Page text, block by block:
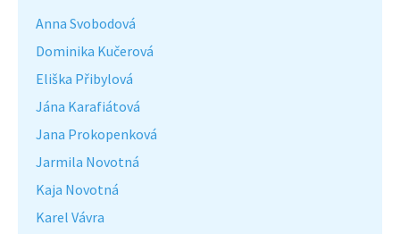
Anna Svobodová
Dominika Kučerová
Eliška Přibylová
Jána Karafiátová
Jana Prokopenková
Jarmila Novotná
Kaja Novotná
Karel Vávra